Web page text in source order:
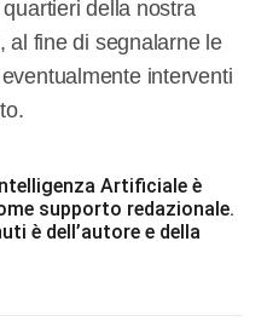
della nostra
al fine di segnalarne le
interventi
Artificiale è
supporto redazionale.
è dell’autore e della